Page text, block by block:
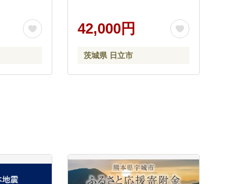
42,000円
茨城県 日立市